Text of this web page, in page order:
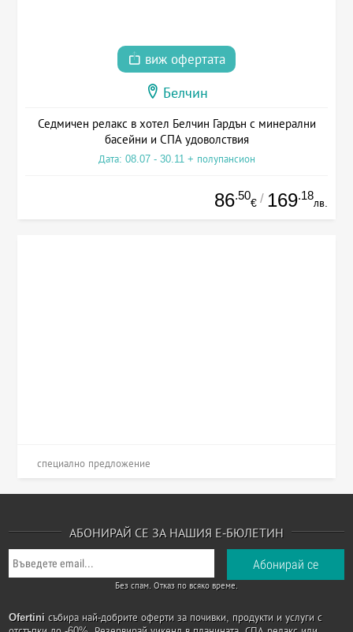
виж офертата
Белчин
Седмичен релакс в хотел Белчин Гардън с минерални
басейни и СПА удоволствия
Дата: 08.07 - 30.11 + полупансион
86.50
€ / 169.18
лв.
специално предложение
АБОНИРАЙ СЕ ЗА НАШИЯ Е-БЮЛЕТИН
Без спам. Отказ по всяко време.
Ofertini събира най-добрите оферти за почивки, продукти и услуги с